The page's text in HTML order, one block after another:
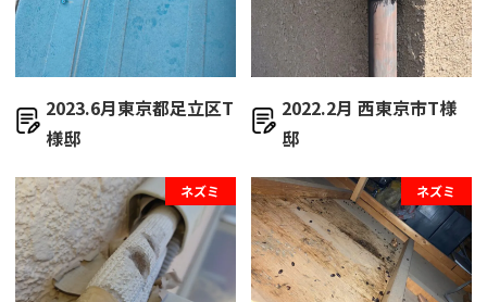
2023.6月東京都足立区T
様邸
2022.2月 西東京市T様
邸
ネズミ ネズミ